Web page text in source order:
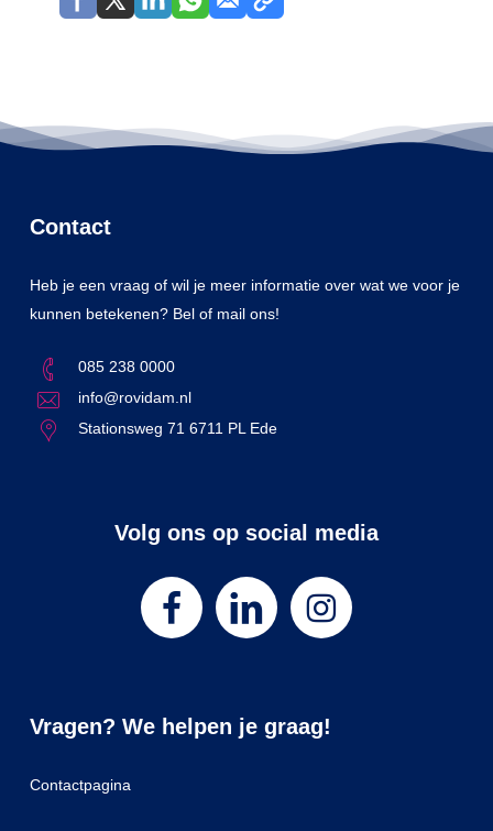
Contact
Heb je een vraag of wil je meer informatie over wat we voor je
kunnen betekenen? Bel of mail ons!
085 238 0000
info@rovidam.nl
Stationsweg 71 6711 PL Ede
Volg ons op social media
Vragen? We helpen je graag!
Contactpagina